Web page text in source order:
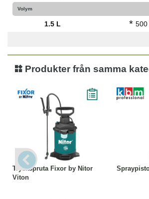
Volym
1.5 L * 500
Produkter från samma
Tryckspruta Fixor by Nitor
Viton